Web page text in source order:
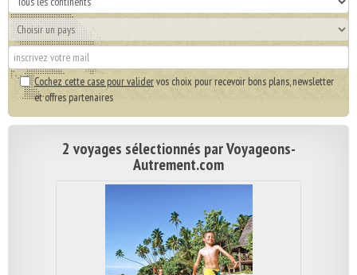
Cochez cette case pour validervos choix pour recevoir bons plans, newsletter
et offres partenaires
2 voyages sélectionnés par Voyageons-
Autrement.com